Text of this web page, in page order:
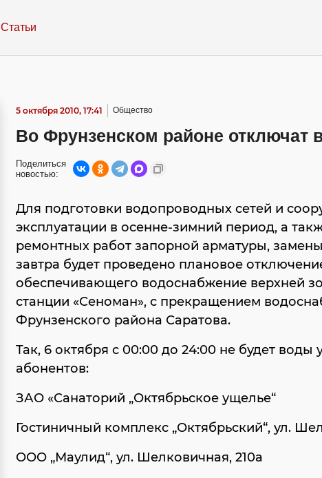
Статьи
5 октября 2010, 17:41 Общество
Во Фрунзенском районе отключат
Поделиться
новостью:
Для подготовки водопроводных сетей и
эксплуатации в осенне-зимний период, а
ремонтных работ запорной арматуры,
завтра будет проведено плановое
обеспечивающего водоснабжение верхней
станции «Сеноман», с прекращением
Фрунзенского района Саратова.
Так, 6 октября с 00:00 до 24:00 не будет воды
абонентов:
ЗАО «Санаторий „Октябрьское ущелье“
Гостиничный комплекс „Октябрьский“, ул.
ООО „Маулид“, ул. Шелковичная, 210а